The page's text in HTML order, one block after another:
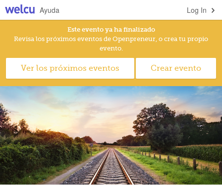
Log In
Ayuda
Este evento ya ha finalizado
Revisa los próximos eventos de Openpreneur, o crea tu propio
evento.
Ver los próximos eventos Crear evento